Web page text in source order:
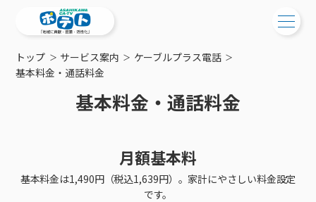
ご検討中の方
ご検討中の方
工事・配線について
新居をご検討中の方へ
ご加入中の方
ご加入中のサービス確認・変更
サービス案内
コミチャン
トップ サービス案内
ケーブルプラス電話
基本料金・通話料金
基本料金・通話料金
月額基本料
基本料金は1,490円（税込1,639円）。家計にやさしい料金設定
です。